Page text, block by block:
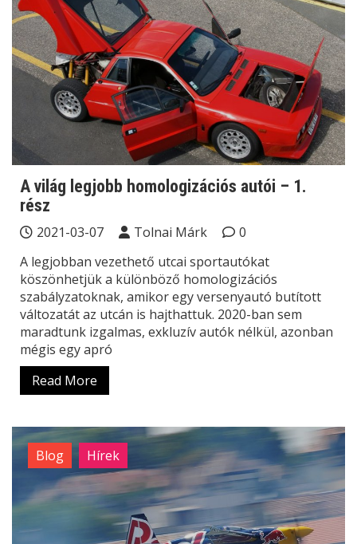
A világ legjobb homologizációs autói – 1.
rész
2021-03-07 Tolnai Márk
0
A legjobban vezethető utcai sportautókat
köszönhetjük a különböző homologizációs
szabályzatoknak, amikor egy versenyautó butított
változatát az utcán is hajthattuk. 2020-ban sem
maradtunk izgalmas, exkluzív autók nélkül, azonban
mégis egy apró
Read More
Blog Hírek